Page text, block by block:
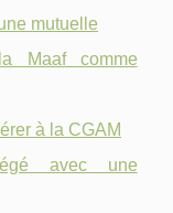
mutuelle
Maaf comme
à la CGAM
avec une